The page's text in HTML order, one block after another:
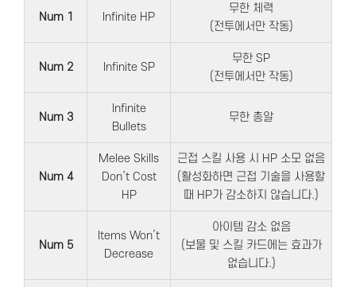
Num 1 Infinite HP
무한 체력
(전투에서만 작동)
Num 2 Infinite SP
무한 SP
(전투에서만 작동)
Num 3
Infinite
Bullets
무한 총알
Num 4
Melee Skills
Don’t Cost
HP
근접 스킬 사용 시 HP 소모 없음
(활성화하면 근접 기술을 사용할
때 HP가 감소하지 않습니다.)
Num 5
Items Won’t
Decrease
아이템 감소 없음
(보물 및 스킬 카드에는 효과가
없습니다.)